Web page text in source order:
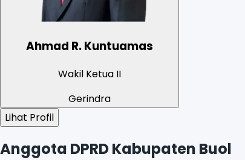
Ahmad R. Kuntuamas
Wakil Ketua II
Gerindra
Lihat Profil
Anggota DPRD Kabupaten Buol